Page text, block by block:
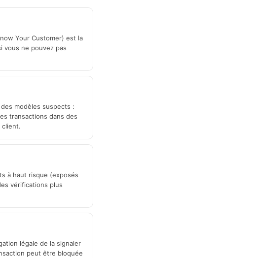
Your Customer) est la
vous ne pouvez pas
modèles suspects :
transactions dans des
client.
à haut risque (exposés
vérifications plus
légale de la signaler
peut être bloquée